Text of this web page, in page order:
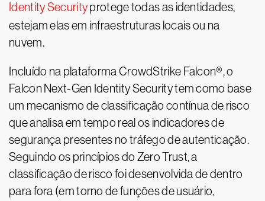
Identity Securityprotege todas as identidades,
estejam elas em infraestruturas locais ou na
nuvem.
Incluído na plataforma CrowdStrike Falcon®, o
Falcon Next-Gen Identity Security tem como base
um mecanismo de classificação contínua de risco
que analisa em tempo real os indicadores de
segurança presentes no tráfego de autenticação.
Seguindo os princípios do Zero Trust, a
classificação de risco foi desenvolvida de dentro
para fora (em torno de funções de usuário,